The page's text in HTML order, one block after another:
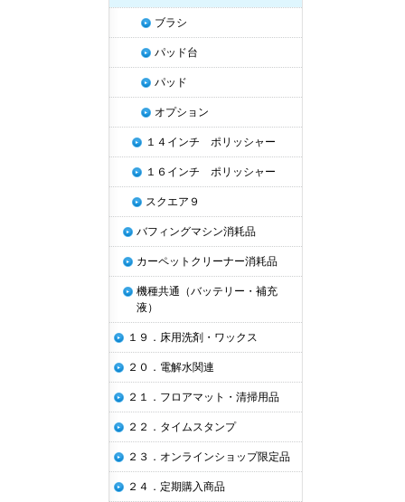
ブラシ
パッド台
パッド
オプション
１４インチ ポリッシャー
１６インチ ポリッシャー
スクエア９
バフィングマシン消耗品
カーペットクリーナー消耗品
機種共通（バッテリー・補充
液）
１９．床用洗剤・ワックス
２０．電解水関連
２１．フロアマット・清掃用品
２２．タイムスタンプ
２３．オンラインショップ限定品
２４．定期購入商品